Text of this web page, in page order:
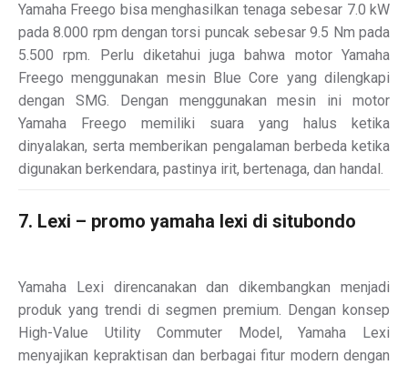
Yamaha Freego bisa menghasilkan tenaga sebesar 7.0 kW
pada 8.000 rpm dengan torsi puncak sebesar 9.5 Nm pada
5.500 rpm. Perlu diketahui juga bahwa motor Yamaha
Freego menggunakan mesin Blue Core yang dilengkapi
dengan SMG. Dengan menggunakan mesin ini motor
Yamaha Freego memiliki suara yang halus ketika
dinyalakan, serta memberikan pengalaman berbeda ketika
digunakan berkendara, pastinya irit, bertenaga, dan handal.
7. Lexi – promo yamaha lexi di situbondo
Yamaha Lexi direncanakan dan dikembangkan menjadi
produk yang trendi di segmen premium. Dengan konsep
High-Value Utility Commuter Model, Yamaha Lexi
menyajikan kepraktisan dan berbagai fitur modern dengan